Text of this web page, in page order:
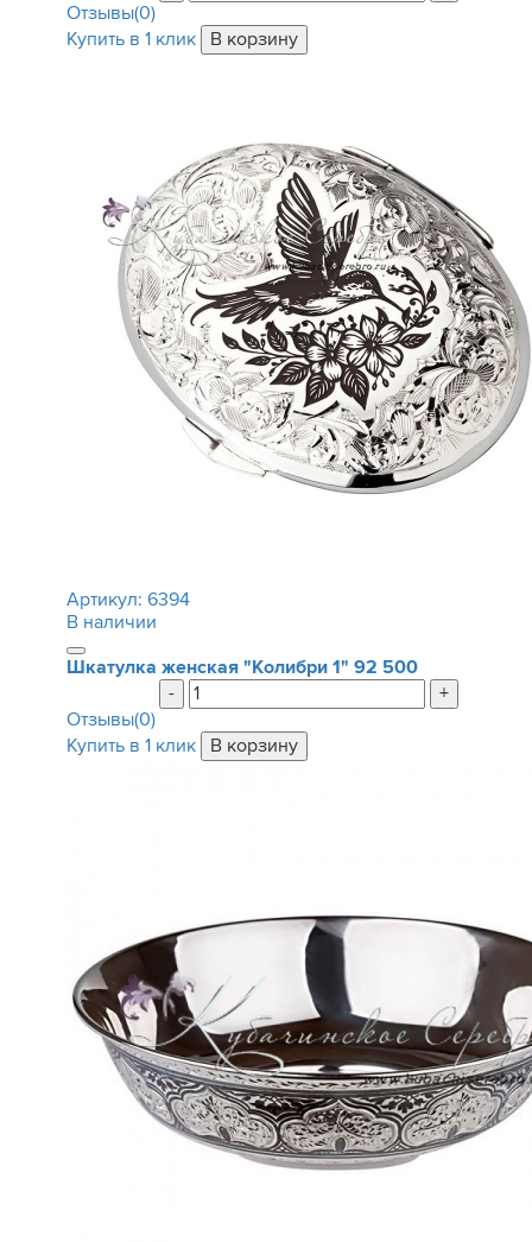
Отзывы(0)
Купить в 1 клик
Артикул: 6394
В наличии
Шкатулка женская "Колибри 1" 92 500
-
+
Отзывы(0)
Купить в 1 клик